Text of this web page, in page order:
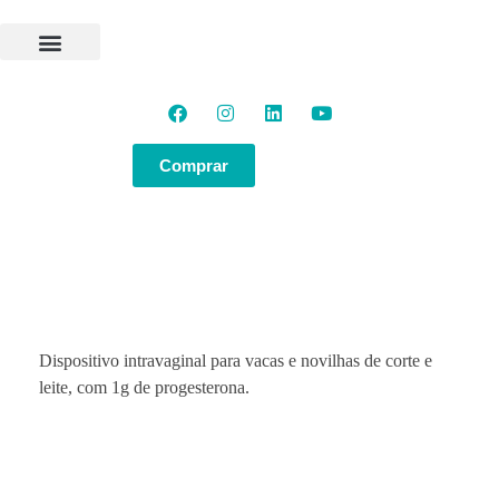
Comprar
Dispositivo intravaginal para vacas e novilhas de corte e
leite, com 1g de progesterona.